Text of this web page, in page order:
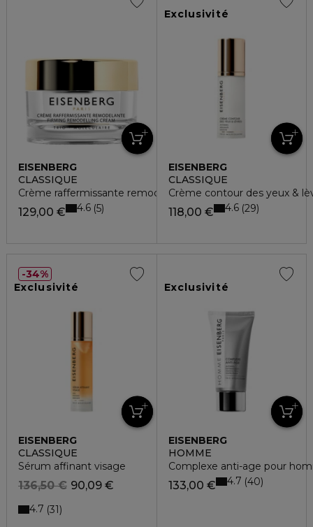
EISENBERG
CLASSIQUE
Crème raffermissante remodelante
129,00 € 4.6 5
Exclusivité
EISENBERG
CLASSIQUE
Crème contour des yeux &
118,00 € 4.6 29
Exclusivité
EISENBERG
CLASSIQUE
Sérum affinant visage
90,09 €
136,50 €
4.7 31
34%
Exclusivité
EISENBERG
HOMME
Complexe anti-age pour
133,00 € 4.7 40